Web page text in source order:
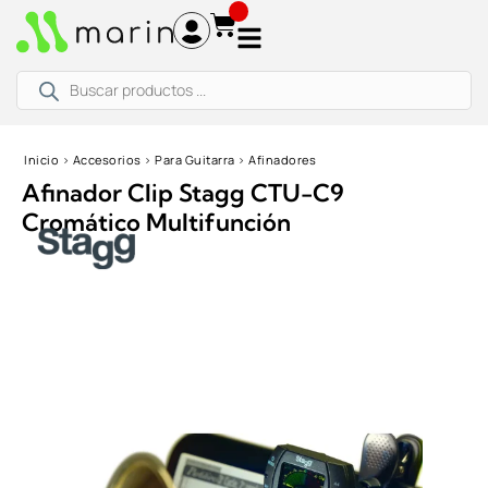
productos
Inicio › Accesorios › Para Guitarra › Afinadores
Afinador Clip Stagg CTU-C9
Cromático Multifunción